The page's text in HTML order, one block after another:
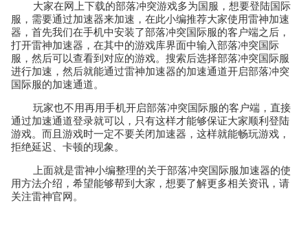
大家在网上下载的部落冲突游戏多为国服，想要登陆国际
服，需要通过加速器来加速，在此小编推荐大家使用雷神加速
器，首先我们在手机中安装了部落冲突国际服的客户端之后，
打开雷神加速器，在其中的游戏库界面中输入部落冲突国际
服，然后可以查看到对应的游戏。搜索后选择部落冲突国际服
进行加速，然后就能通过雷神加速器的加速通道开启部落冲突
国际服的加速通道。
玩家也不用再用手机开启部落冲突国际服的客户端，直接
通过加速通道登录就可以，只有这样才能够保证大家顺利登陆
游戏。而且游戏时一定不要关闭加速器，这样就能畅玩游戏，
拒绝延迟、卡顿的现象。
上面就是雷神小编整理的关于部落冲突国际服加速器的使
用方法介绍，希望能够帮到大家，想要了解更多相关资讯，请
关注雷神官网。